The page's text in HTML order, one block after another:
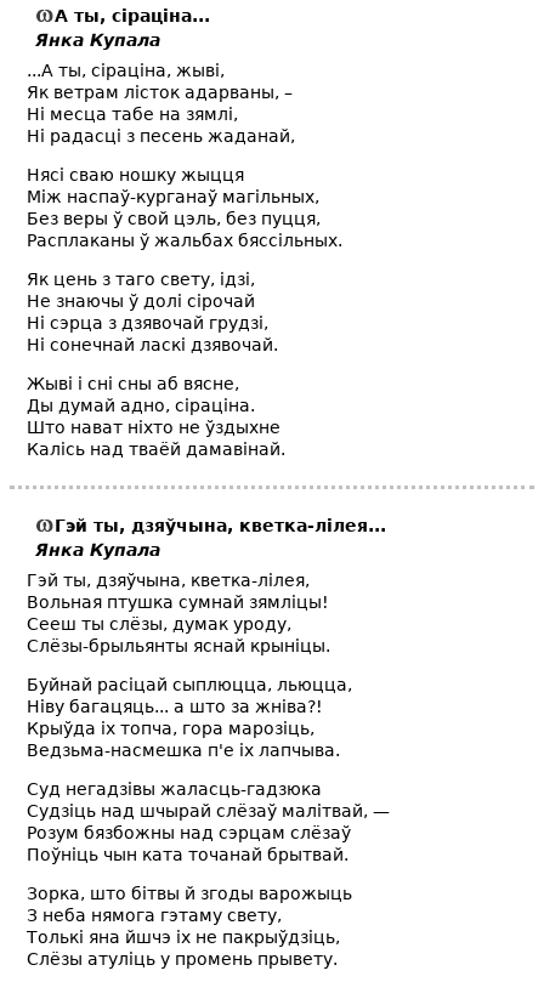
А ты, сіраціна...
Янка Купала
...А ты, сіраціна, жыві,
Як ветрам лісток адарваны, –
Ні месца табе на зямлі,
Ні радасці з песень жаданай,
Нясі сваю ношку жыцця
Між наспаў-курганаў магільных,
Без веры ў свой цэль, без пуцця,
Расплаканы ў жальбах бяссільных.
Як цень з таго свету, ідзі,
Не знаючы ў долі сірочай
Ні сэрца з дзявочай грудзі,
Ні сонечнай ласкі дзявочай.
Жыві і сні сны аб вясне,
Ды думай адно, сіраціна.
Што нават ніхто не ўздыхне
Калісь над тваёй дамавінай.
Гэй ты, дзяўчына, кветка-лілея...
Янка Купала
Гэй ты, дзяўчына, кветка-лілея,
Вольная птушка сумнай зямліцы!
Сееш ты слёзы, думак уроду,
Слёзы-брыльянты яснай крыніцы.
Буйнай расіцай сыплюцца, льюцца,
Ніву багацяць... а што за жніва?!
Крыўда іх топча, гора марозіць,
Ведзьма-насмешка п'е іх лапчыва.
Суд негадзівы жаласць-гадзюка
Судзіць над шчырай слёзаў малітвай, —
Розум бязбожны над сэрцам слёзаў
Поўніць чын ката точанай брытвай.
Зорка, што бітвы й згоды варожыць
З неба нямога гэтаму свету,
Толькі яна йшчэ іх не пакрыўдзіць,
Слёзы атуліць у промень прывету.